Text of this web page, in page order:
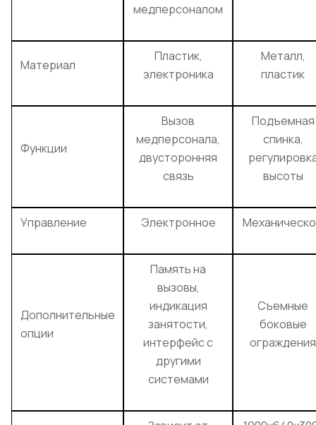
медперсоналом
Материал
Пластик,
электроника
Металл,
пластик
Функции
Вызов
медперсонала,
двусторонняя
связь
Подъемная
спинка,
высоты
Управление Электронное
Дополнительные
опции
Память на
вызовы,
индикация
занятости,
интерфейс с
другими
системами
Съемные
боковые
ограждения